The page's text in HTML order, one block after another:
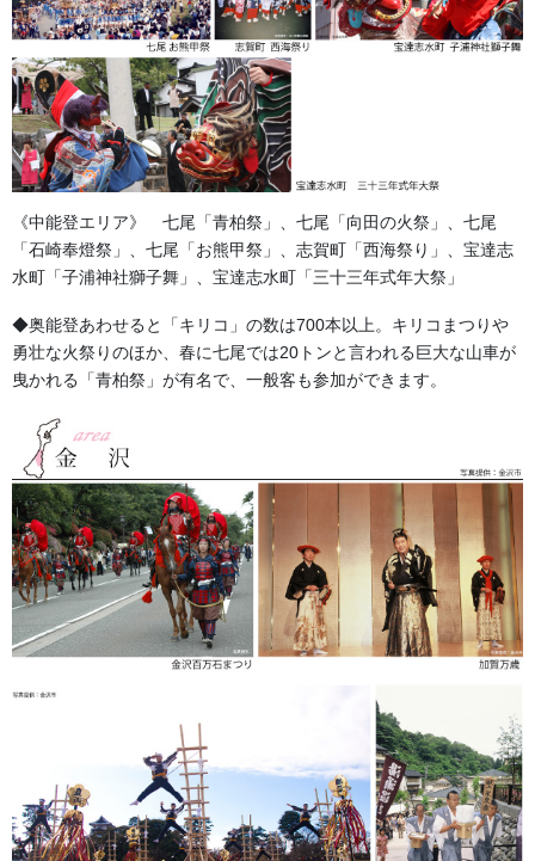
交通安全・消防防災のぼ
り旗
選べる生地と丈夫な仕立・カラーWチチテープ合計10箇
所左付。
よく目立つ蛍光カラーWチチテープと上下三巻縫製補
強。さらに丈夫な棒袋・四方縫製も選べます。
団体名を入れる事が出来ます。
※バリエーションは画像以外にも多数ございます。豊富
なラインナップからお選びいただけます。
ヨルピカ反射のぼり旗
《中能登エリア》 七尾「青柏祭」、七尾「向田の火祭」、七尾
「石崎奉燈祭」、七尾「お熊甲祭」、志賀町「西海祭り」、宝達志
水町「子浦神社獅子舞」、宝達志水町「三十三年式年大祭」
◆奥能登あわせると「キリコ」の数は700本以上。キリコまつりや
勇壮な火祭りのほか、春に七尾では20トンと言われる巨大な山車が
曳かれる「青柏祭」が有名で、一般客も参加ができます。